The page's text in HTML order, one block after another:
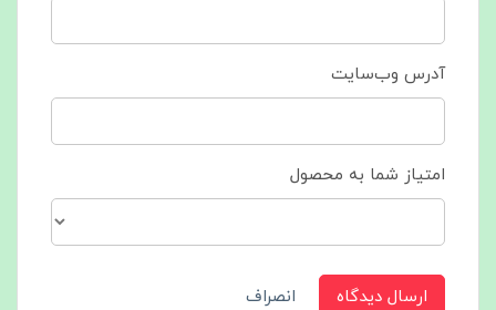
آدرس وب‌سایت
امتیاز شما به محصول
ارسال دیدگاه انصراف